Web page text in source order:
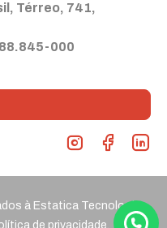
Térreo, 741,
88.845-000
à Estatica Tecnologia
de privacidade.